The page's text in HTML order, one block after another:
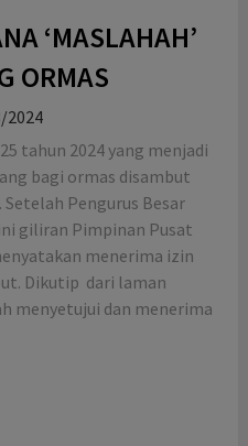
‘MASLAHAH’
ORMAS
2024
tahun 2024 yang menjadi
bagi ormas disambut
Pengurus Besar
giliran Pimpinan Pusat
menerima izin
Dikutip dari laman
menyetujui dan menerima